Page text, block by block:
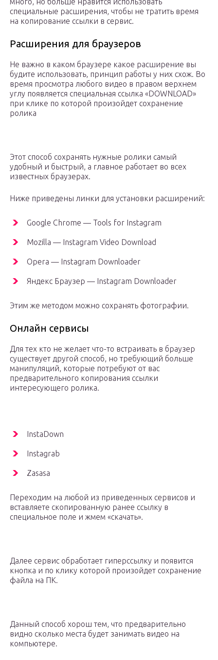
специальные расширения, чтобы не тратить время
на копирование ссылки в сервис.
Расширения для браузеров
Не важно в каком браузере какое расширение вы
будите использовать, принцип работы у них схож. Во
время просмотра любого видео в правом верхнем
углу появляется специальная ссылка «DOWNLOAD»
при клике по которой произойдет сохранение
ролика
Этот способ сохранять нужные ролики самый
удобный и быстрый, а главное работает во всех
известных браузерах.
Ниже приведены линки для установки расширений:
Google Chrome — Tools for Instagram
Mozilla — Instagram Video Download
Opera — Instagram Downloader
Яндекс Браузер — Instagram Downloader
Этим же методом можно сохранять фотографии.
Онлайн сервисы
Для тех кто не желает что-то встраивать в браузер
существует другой способ, но требующий больше
манипуляций, которые потребуют от вас
предварительного копирования ссылки
интересующего ролика.
InstaDown
Instagrab
Zasasa
Переходим на любой из приведенных сервисов и
вставляете скопированную ранее ссылку в
специальное поле и жмем «скачать».
Далее сервис обработает гиперссылку и появится
кнопка и по клику которой произойдет сохранение
файла на ПК.
Данный способ хорош тем, что предварительно
видно сколько места будет занимать видео на
компьютере.